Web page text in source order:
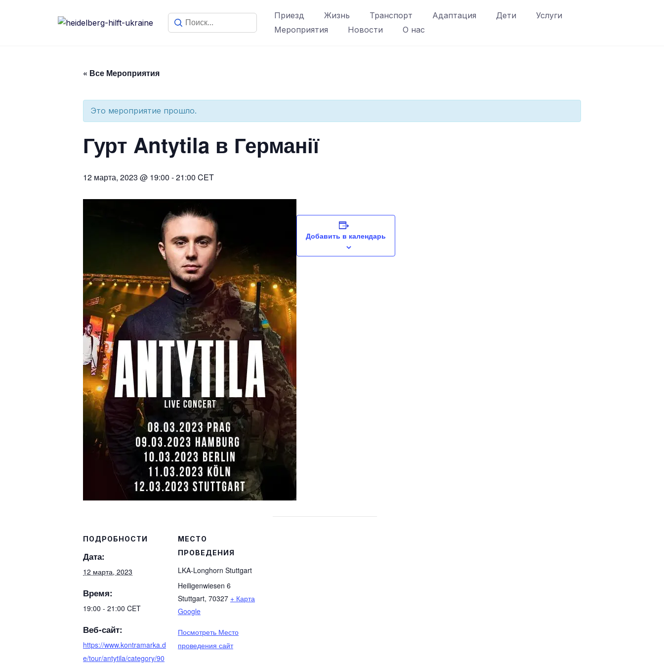
Приезд Жизнь Транспорт Адаптация Дети
Услуги
Мероприятия
Новости О нас
« Все Мероприятия
Это мероприятие прошло.
Гурт Antytila в Германії
12 марта, 2023 @ 19:00 -21:00 CET
Добавить в календарь
ПОДРОБНОСТИ
Дата:
12 марта, 2023
Время:
19:00 - 21:00 CET
Веб-сайт:
https://www.kontramarka.d
e/tour/antytila/category/90
МЕСТО
ПРОВЕДЕНИЯ
LKA-Longhorn Stuttgart
Heiligenwiesen 6
Stuttgart, 70327 + Карта
Google
Посмотреть Место
проведения сайт